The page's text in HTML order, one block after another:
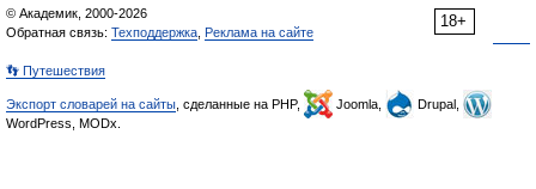
18+
© Академик, 2000-2026
Обратная связь: Техподдержка Реклама на сайте
👣 Путешествия
Экспорт словарей на сайты , сделанные на PHP, Joomla,
Drupal,
WordPress, MODx.